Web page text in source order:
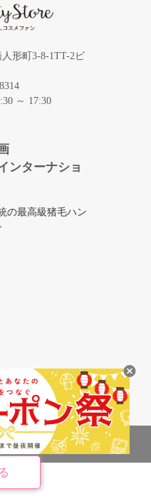
形町3-8-1TT-2ビ
～ 17:30
ンターナショ
の最高級猪毛ハン